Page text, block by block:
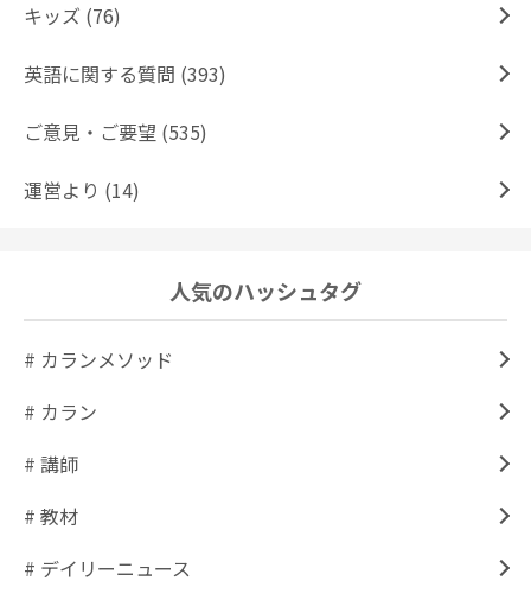
キッズ (76)
英語に関する質問 (393)
ご意見・ご要望 (535)
運営より (14)
人気のハッシュタグ
# カランメソッド
# カラン
# 講師
# 教材
# デイリーニュース